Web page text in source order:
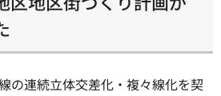
の連続立体交差化・複々線化を契